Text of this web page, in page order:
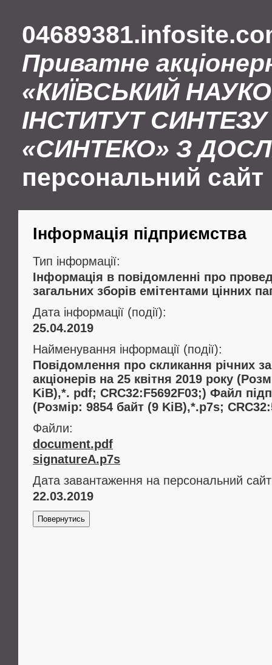
Приватне
«КИЇВСЬКИЙ
ІНСТИТУТ СИНТЕЗУ
«СИНТЕКО» З
персональний сайт
Інформація підприємства
Тип інформації:
Інформація в повідомленні про
загальних зборів емітентами цінних
Дата інформації (події):
25.04.2019
Найменування інформації (події):
Повідомлення про скликання річних
акціонерів на 25 квітня 2019 року
KiB),*. pdf; CRC32:F5692F03;) Файл
(Розмір: 9854 байт (9 KiB),*.p7s;
Файли:
document.pdf
signatureA.p7s
Дата завантаження на персональний
22.03.2019
Повернутись